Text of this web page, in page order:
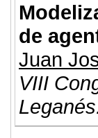
de
Juan
VIII